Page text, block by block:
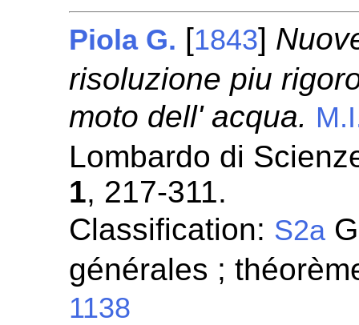
Piola G. [1843]
risoluzione piu
moto dell' acqua.
Lombardo di
1, 217-311.
Classification: S2a
générales ;
1138